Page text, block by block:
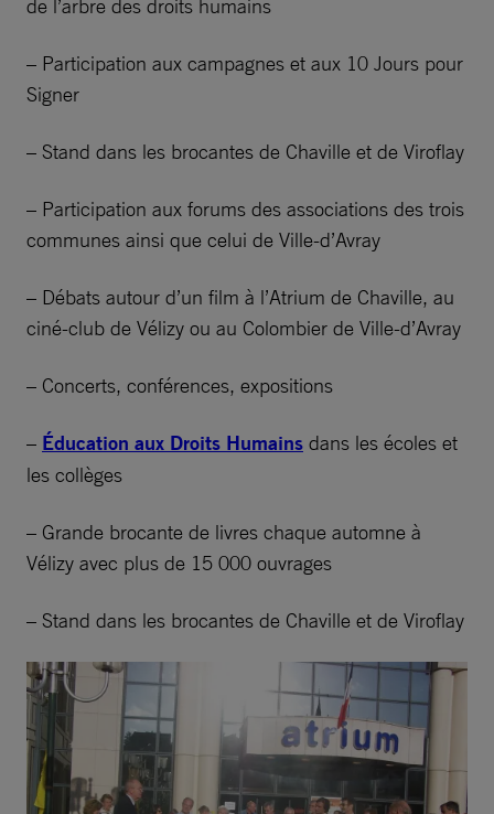
de l’arbre des droits humains
– Participation aux campagnes et aux 10 Jours pour
Signer
– Stand dans les brocantes de Chaville et de Viroflay
– Participation aux forums des associations des trois
communes ainsi que celui de Ville-d’Avray
– Débats autour d’un film à l’Atrium de Chaville, au
ciné-club de Vélizy ou au Colombier de Ville-d’Avray
– Concerts, conférences, expositions
– Éducation aux Droits Humains dans les écoles et
les collèges
– Grande brocante de livres chaque automne à
Vélizy avec plus de 15 000 ouvrages
– Stand dans les brocantes de Chaville et de Viroflay